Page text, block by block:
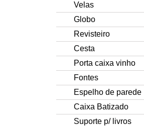
Velas
Globo
Revisteiro
Cesta
Porta caixa vinho
Fontes
Espelho de parede
Caixa Batizado
Suporte p/ livros